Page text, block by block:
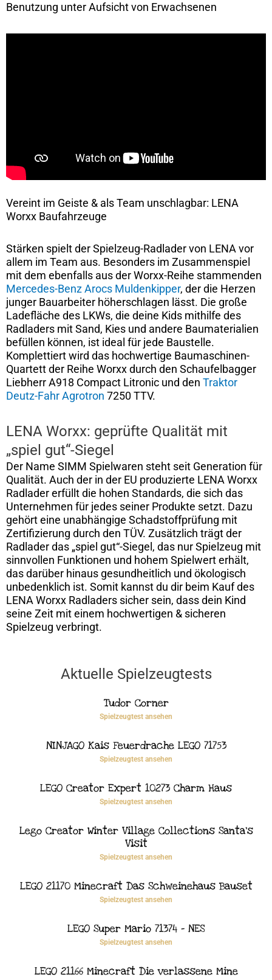
Benutzung unter Aufsicht von Erwachsenen
Vereint im Geiste & als Team unschlagbar: LENA
Worxx Baufahrzeuge
Stärken spielt der Spielzeug-Radlader von LENA vor
allem im Team aus. Besonders im Zusammenspiel
mit dem ebenfalls aus der Worxx-Reihe stammenden
Mercedes-Benz Arocs Muldenkipper, der die Herzen
junger Bauarbeiter höherschlagen lässt. Die große
Ladefläche des LKWs, die deine Kids mithilfe des
Radladers mit Sand, Kies und andere Baumaterialien
befüllen können, ist ideal für jede Baustelle.
Komplettiert wird das hochwertige Baumaschinen-
Quartett der Reihe Worxx durch den Schaufelbagger
Liebherr A918 Compact Litronic und den Traktor
Deutz-Fahr Agrotron 7250 TTV.
LENA Worxx: geprüfte Qualität mit
„spiel gut“-Siegel
Der Name SIMM Spielwaren steht seit Generation für
Qualität. Auch der in der EU produzierte LENA Worxx
Radlader erfüllt die hohen Standards, die sich das
Unternehmen für jedes seiner Produkte setzt. Dazu
gehört eine unabhängige Schadstoffprüfung mit
Zertifizierung durch den TÜV. Zusätzlich trägt der
Radlader das „spiel gut“-Siegel, das nur Spielzeug mit
sinnvollen Funktionen und hohem Spielwert erhält,
das darüber hinaus gesundheitlich und ökologisch
unbedenklich ist. Somit kannst du dir beim Kauf des
LENA Worxx Radladers sicher sein, dass dein Kind
seine Zeit mit einem hochwertigen & sicheren
Spielzeug verbringt.
Aktuelle Spielzeugtests
Tudor Corner
Spielzeugtest ansehen
NINJAGO Kais Feuerdrache LEGO 71753
Spielzeugtest ansehen
LEGO Creator Expert 10273 Charm Haus
Spielzeugtest ansehen
Lego Creator Winter Village Collections Santa’s
Visit
Spielzeugtest ansehen
LEGO 21170 Minecraft Das Schweinehaus Bauset
Spielzeugtest ansehen
LEGO Super Mario 71374 – NES
Spielzeugtest ansehen
LEGO 21166 Minecraft Die verlassene Mine